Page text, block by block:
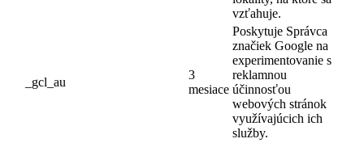
vzťahuje.
_gcl_au
3
mesiace
Poskytuje Správca
značiek Google na
experimentovanie s
reklamnou
účinnosťou
webových stránok
využívajúcich ich
služby.